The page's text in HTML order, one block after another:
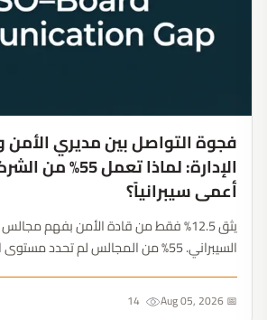
فجوة التواصل بين مديري
الإدارة: لماذا
أعمى سيبرانياً؟
يثق 12.5% فقط من قادة الأمن بفهم
السيبراني. 55% من المجالس لم تحدد
📅 Aug 05, 2026